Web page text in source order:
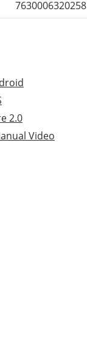
7630006320258
2.0
Video